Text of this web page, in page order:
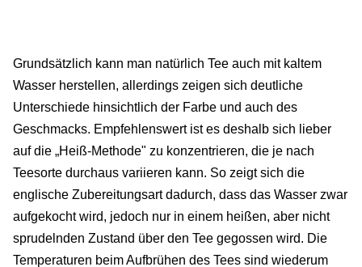
Grundsätzlich kann man natürlich Tee auch mit kaltem
Wasser herstellen, allerdings zeigen sich deutliche
Unterschiede hinsichtlich der Farbe und auch des
Geschmacks. Empfehlenswert ist es deshalb sich lieber
auf die „Heiß-Methode" zu konzentrieren, die je nach
Teesorte durchaus variieren kann. So zeigt sich die
englische Zubereitungsart dadurch, dass das Wasser zwar
aufgekocht wird, jedoch nur in einem heißen, aber nicht
sprudelnden Zustand über den Tee gegossen wird. Die
Temperaturen beim Aufbrühen des Tees sind wiederum